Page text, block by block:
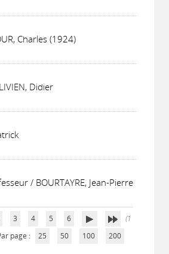
Charles (1924)
Didier
/ BOURTAYRE, Jean-Pierre
3 4 5 6
(1
page : 25 50 100 200